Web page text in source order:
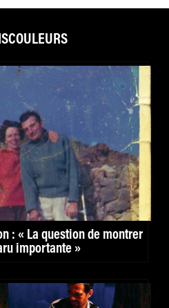
: « La question de montrer
importante »